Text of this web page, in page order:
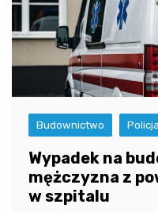
Budownictwo Policja
Wypadek na
mężczyzna z
w szpitalu